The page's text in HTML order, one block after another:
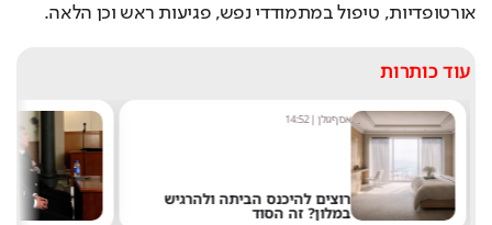
אורטופדיות, טיפול במתמודדי נפש, פגיעות ראש וכן הלאה.
עוד כותרות
אסף גולן|
14:52
רוצים להיכנס הביתה ולהרגיש
במלון? זה הסוד